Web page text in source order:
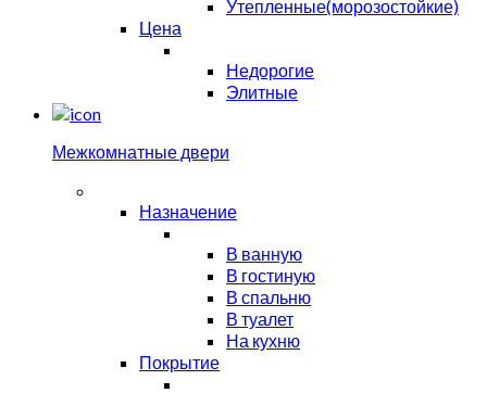
Утепленные(морозостойкие)
Цена
Недорогие
Элитные
Межкомнатные двери
Назначение
В ванную
В гостиную
В спальню
В туалет
На кухню
Покрытие